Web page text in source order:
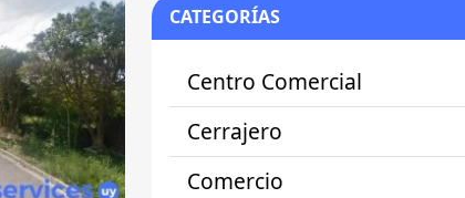
CATEGORÍAS
Centro Comercial
Cerrajero
Comercio